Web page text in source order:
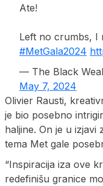
Ate!
Left no crumbs, I
#MetGala2024
— The Black
May 7, 2024
Olivier Rausti,
je bio posebno
haljine. On je u izjavi
tema Met gale
“Inspiracija iza ove
redefinišu granice